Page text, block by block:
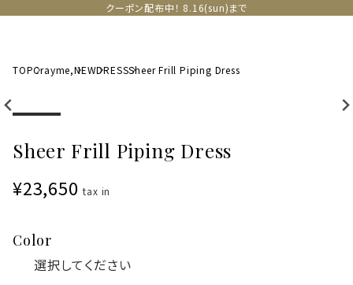
クーポン配布中！ 8.16(sun)まで
TOPCrayme,NEWDRESSSheer Frill Piping Dress
Sheer Frill Piping Dress
¥23,650tax in
Color